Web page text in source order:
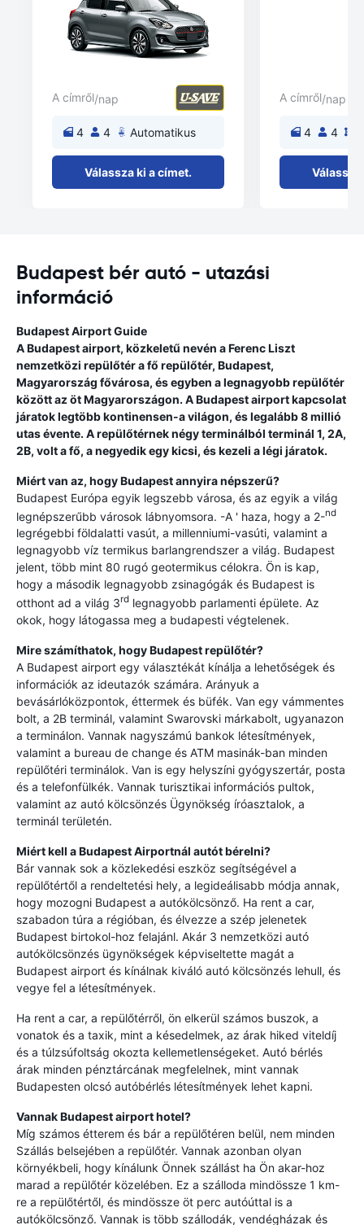
A címről/nap
4 4 Automatikus
Válassza ki a címet.
A címről/nap
4 4
Budapest bér autó - utazási
információ
Budapest Airport Guide
A Budapest airport, közkeletű nevén a Ferenc Liszt
nemzetközi repülőtér a fő repülőtér, Budapest,
Magyarország fővárosa, és egyben a legnagyobb repülőtér
között az öt Magyarországon. A Budapest airport kapcsolat
járatok legtöbb kontinensen-a világon, és legalább 8 millió
utas évente. A repülőtérnek négy terminálból terminál 1, 2A,
2B, volt a fő, a negyedik egy kicsi, és kezeli a légi járatok.
Miért van az, hogy Budapest annyira népszerű?
Budapest Európa egyik legszebb városa, és az egyik a világ
legnépszerűbb városok lábnyomsora. -A ' haza, hogy a 2-nd
legrégebbi földalatti vasút, a millenniumi-vasúti, valamint a
legnagyobb víz termikus barlangrendszer a világ. Budapest
jelent, több mint 80 rugó geotermikus célokra. Ön is kap,
hogy a második legnagyobb zsinagógák és Budapest is
otthont ad a világ 3rd legnagyobb parlamenti épülete. Az
okok, hogy látogassa meg a budapesti végtelenek.
Mire számíthatok, hogy Budapest repülőtér?
A Budapest airport egy választékát kínálja a lehetőségek és
információk az ideutazók számára. Arányuk a
bevásárlóközpontok, éttermek és büfék. Van egy vámmentes
bolt, a 2B terminál, valamint Swarovski márkabolt, ugyanazon
a terminálon. Vannak nagyszámú bankok létesítmények,
valamint a bureau de change és ATM masinák-ban minden
repülőtéri terminálok. Van is egy helyszíni gyógyszertár, posta
és a telefonfülkék. Vannak turisztikai információs pultok,
valamint az autó kölcsönzés Ügynökség íróasztalok, a
terminál területén.
Miért kell a Budapest Airportnál autót bérelni?
Bár vannak sok a közlekedési eszköz segítségével a
repülőtértől a rendeltetési hely, a legideálisabb módja annak,
hogy mozogni Budapest a autókölcsönző. Ha rent a car,
szabadon túra a régióban, és élvezze a szép jelenetek
Budapest birtokol-hoz felajánl. Akár 3 nemzetközi autó
autókölcsönzés ügynökségek képviseltette magát a
Budapest airport és kínálnak kiváló autó kölcsönzés lehull, és
vegye fel a létesítmények.
Ha rent a car, a repülőtérről, ön elkerül számos buszok, a
vonatok és a taxik, mint a késedelmek, az árak hiked viteldíj
és a túlzsúfoltság okozta kellemetlenségeket. Autó bérlés
árak minden pénztárcának megfelelnek, mint vannak
Budapesten olcsó autóbérlés létesítmények lehet kapni.
Vannak Budapest airport hotel?
Míg számos étterem és bár a repülőtéren belül, nem minden
Szállás belsejében a repülőtér. Vannak azonban olyan
környékbeli, hogy kínálunk Önnek szállást ha Ön akar-hoz
marad a repülőtér közelében. Ez a szálloda mindössze 1 km-
re a repülőtértől, és mindössze öt perc autóúttal is a
autókölcsönző. Vannak is több szállodák, vendégházak és